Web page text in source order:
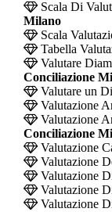
Scala Di
Milano
Scala
Tabella
Valutare
Conciliazione
Valutare un
Valutazione
Valutazione
Conciliazione
Valutazione
Valutazione
Valutazione
Valutazione
Valutazione